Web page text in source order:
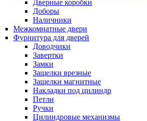
Дверные коробки
Доборы
Наличники
Межкомнатные двери
Фурнитура для дверей
Доводчики
Завертки
Замки
Защелки врезные
Защелки магнитные
Накладки под цилиндр
Петли
Ручки
Цилиндровые механизмы